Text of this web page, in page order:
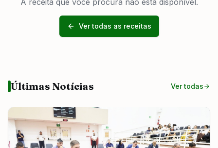
A receita que você procura não está disponível.
Ver todas as receitas
Últimas Notícias Ver todas